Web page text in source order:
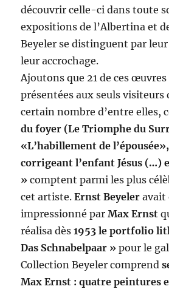
découvrir celle-ci dans toute
expositions de l’Albertina et
Beyeler se distinguent par
leur accrochage.
Ajoutons que 21 de ces
présentées aux seuls visiteurs
certain nombre d’entre elles,
du foyer (Le Triomphe du
«L’habillement de
corrigeant l’enfant Jésus (…)
» comptent parmi les plus
cet artiste.Ernst Beyeler avait
impressionné parMax Ernst
réalisa dès 1953 le portfolio
Das Schnabelpaar » pour le
Collection Beyeler comprend
Max Ernst : quatre peintures